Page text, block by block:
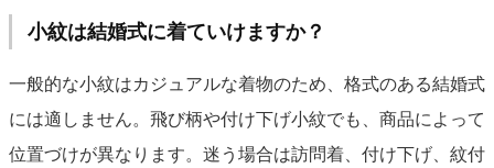
小紋は結婚式に着ていけますか？
一般的な小紋はカジュアルな着物のため、格式のある結婚式
には適しません。飛び柄や付け下げ小紋でも、商品によって
位置づけが異なります。迷う場合は訪問着、付け下げ、紋付